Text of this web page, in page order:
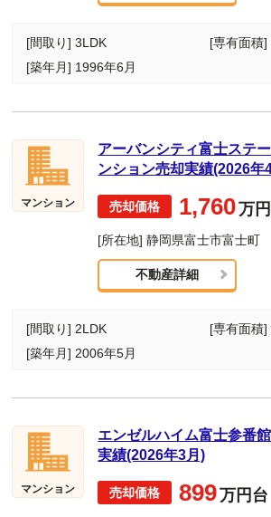
[間取り] 3LDK
[専有面積]
[築年月] 1996年6月
マンション
アーバンシティ富士ステ
ンション売却実績(2026年
1,760万
[所在地] 静岡県富士市富士町
不動産詳細
[間取り] 2LDK
[専有面積]
[築年月] 2006年5月
マンション
エンゼルハイム富士参番
実績(2026年3月)
899万円台